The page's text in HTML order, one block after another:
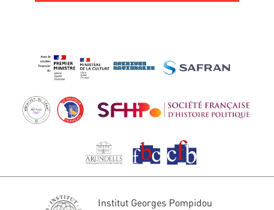
Institut Georges Pompidou